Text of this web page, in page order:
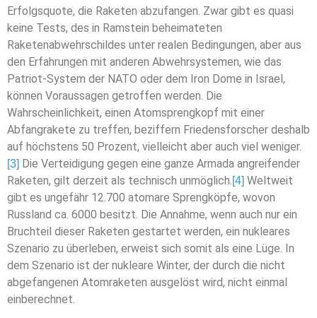
Erfolgsquote, die Raketen abzufangen. Zwar gibt es quasi
keine Tests, des in Ramstein beheimateten
Raketenabwehrschildes unter realen Bedingungen, aber aus
den Erfahrungen mit anderen Abwehrsystemen, wie das
Patriot-System der NATO oder dem Iron Dome in Israel,
können Voraussagen getroffen werden. Die
Wahrscheinlichkeit, einen Atomsprengkopf mit einer
Abfangrakete zu treffen, beziffern Friedensforscher deshalb
auf höchstens 50 Prozent, vielleicht aber auch viel weniger.
[3] Die Verteidigung gegen eine ganze Armada angreifender
Raketen, gilt derzeit als technisch unmöglich.[4] Weltweit
gibt es ungefähr 12.700 atomare Sprengköpfe, wovon
Russland ca. 6000 besitzt. Die Annahme, wenn auch nur ein
Bruchteil dieser Raketen gestartet werden, ein nukleares
Szenario zu überleben, erweist sich somit als eine Lüge. In
dem Szenario ist der nukleare Winter, der durch die nicht
abgefangenen Atomraketen ausgelöst wird, nicht einmal
einberechnet.